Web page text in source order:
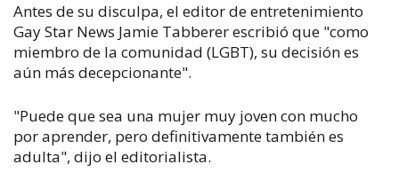
Antes de su disculpa, el editor de entretenimiento
Gay Star News Jamie Tabberer escribió que "como
miembro de la comunidad (LGBT), su decisión es
aún más decepcionante".
"Puede que sea una mujer muy joven con mucho
por aprender, pero definitivamente también es
adulta", dijo el editorialista.